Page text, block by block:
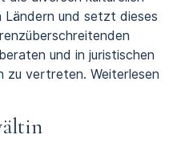
und setzt dieses
und in juristischen
zu vertreten. Weiterlesen